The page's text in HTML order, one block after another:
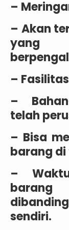
–
– Akan
yang
–
–
telah
– Bisa
barang
–
sendiri.